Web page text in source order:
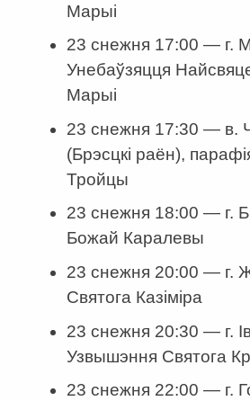
Марыі
23 снежня 17:00 — г.
Унебаўзяцця
Марыі
23 снежня 17:30 — в.
(Брэсцкі раён),
Тройцы
23 снежня 18:00 — г.
Божай Каралевы
23 снежня 20:00 — г.
Святога Казіміра
23 снежня 20:30 — г.
Узвышэння Святога
23 снежня 22:00 — г.